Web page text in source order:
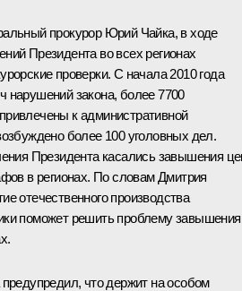
прокурор Юрий Чайка, в ходе
Президента во всех регионах
проверки. С начала 2010 года
нарушений закона, более 7700
к административной
более 100 уголовных дел.
Президента касались завышения
в регионах. По словам Дмитрия
отечественного производства
поможет решить проблему завышения
предупредил, что держит на особом